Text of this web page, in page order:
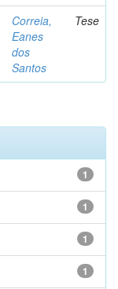
Correia,
Eanes
dos
Santos
Tese
1
1
1
1